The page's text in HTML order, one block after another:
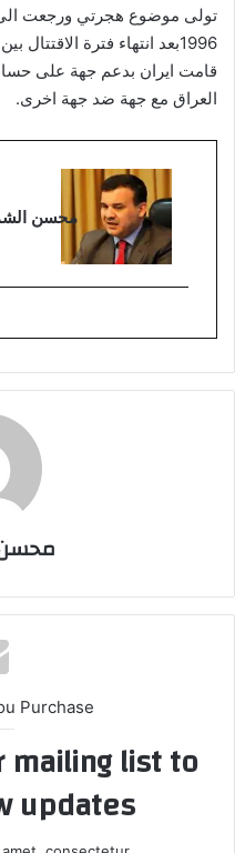
تولى موضوع هجرتي ورجعت الى
1996بعد انتهاء فترة
قامت ايران بدعم جهة على
العراق مع جهة ضد جهة اخرى.
محسن
Purchase
mailing list to
updates!